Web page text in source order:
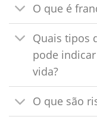
O que é
Quais tipos
pode
vida?
O que são